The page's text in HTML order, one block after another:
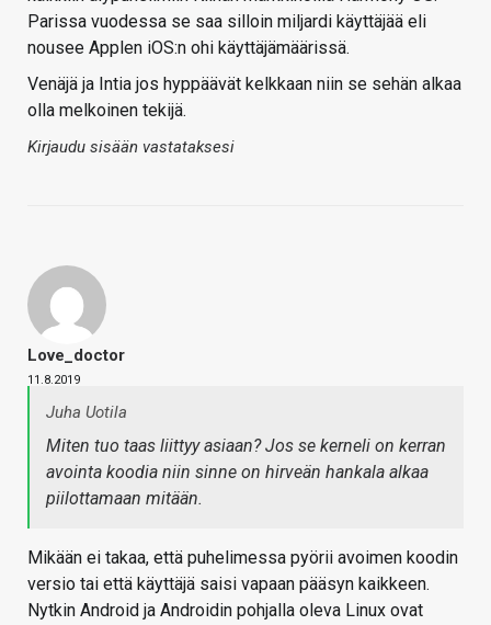
Parissa vuodessa se saa silloin miljardi käyttäjää eli
nousee Applen iOS:n ohi käyttäjämäärissä.
Venäjä ja Intia jos hyppäävät kelkkaan niin se sehän alkaa
olla melkoinen tekijä.
Kirjaudu sisään vastataksesi
Love_doctor
11.8.2019
Juha Uotila
Miten tuo taas liittyy asiaan? Jos se kerneli on kerran
avointa koodia niin sinne on hirveän hankala alkaa
piilottamaan mitään.
Mikään ei takaa, että puhelimessa pyörii avoimen koodin
versio tai että käyttäjä saisi vapaan pääsyn kaikkeen.
Nytkin Android ja Androidin pohjalla oleva Linux ovat